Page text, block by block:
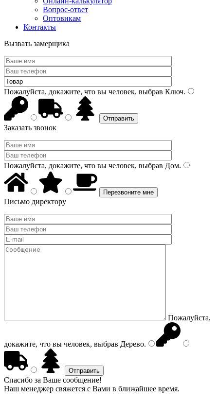
Вопрос-ответ
Оптовикам
Контакты
Вызвать замерщика
Пожалуйста, докажите, что вы человек, выбрав Ключ.
Заказать звонок
Пожалуйста, докажите, что вы человек, выбрав Дом.
Письмо директору
Пожалуйста,
докажите, что вы человек, выбрав Дерево.
Спасибо за Ваше сообщение!
Наш менеджер свяжется с Вами в ближайшее время.